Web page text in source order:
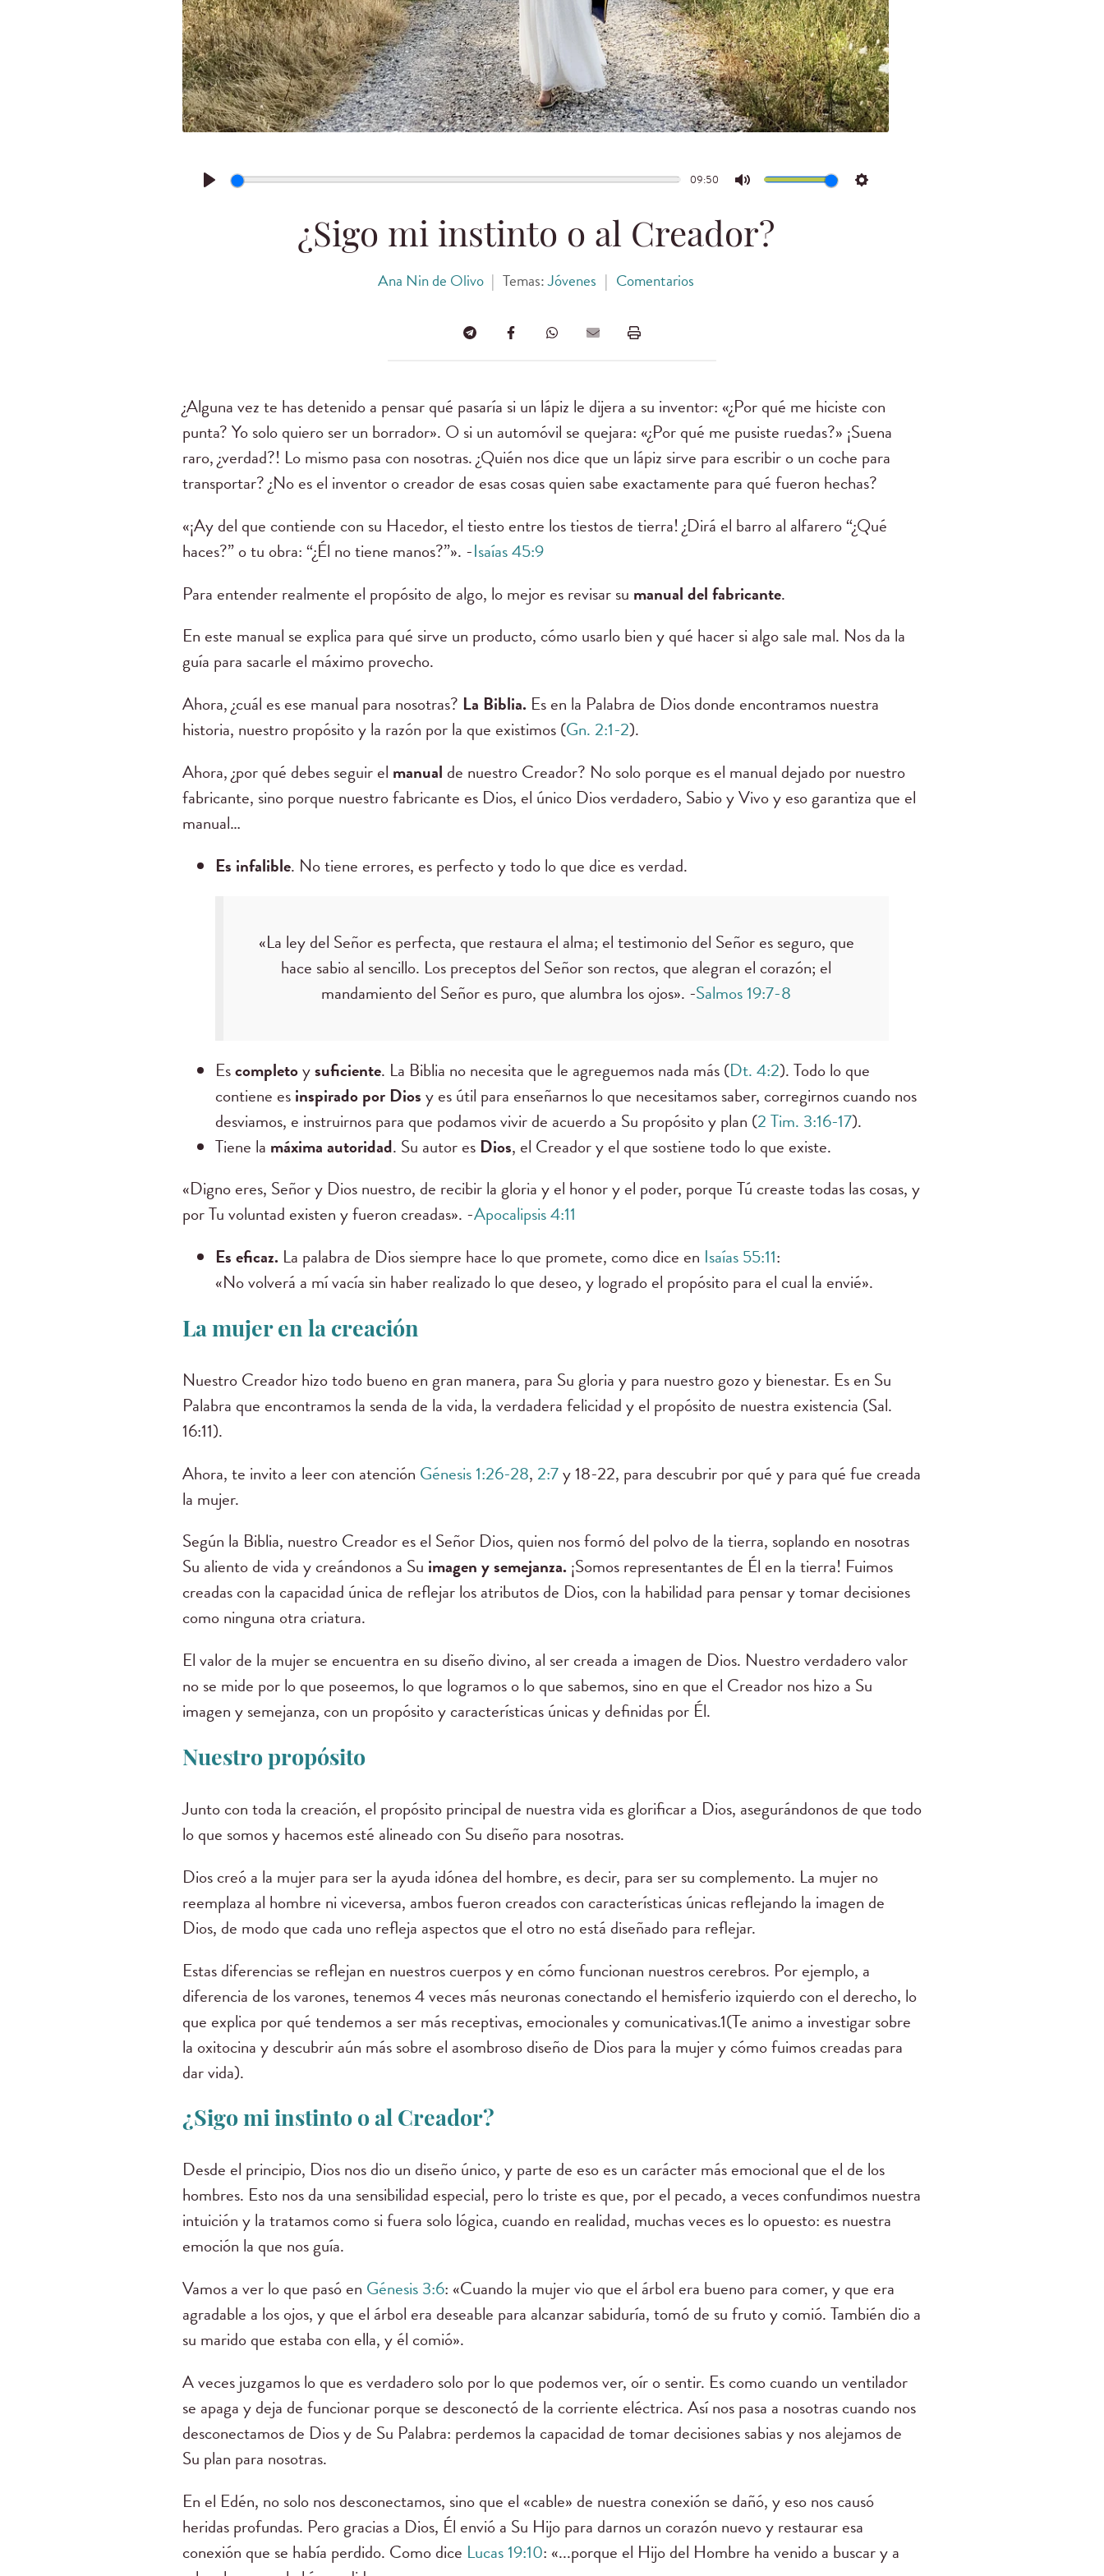
Play
09:50
Mute Settings
¿Sigo mi instinto o al Creador?
Ana Nin de Olivo | Temas:Jóvenes | Comentarios
¿Alguna vez te has detenido a pensar qué pasaría si un lápiz le dijera a su inventor: «¿Por qué me hiciste con
punta? Yo solo quiero ser un borrador». O si un automóvil se quejara: «¿Por qué me pusiste ruedas?» ¡Suena
raro, ¿verdad?! Lo mismo pasa con nosotras. ¿Quién nos dice que un lápiz sirve para escribir o un coche para
transportar? ¿No es el inventor o creador de esas cosas quien sabe exactamente para qué fueron hechas?
«¡Ay del que contiende con su Hacedor, el tiesto entre los tiestos de tierra! ¿Dirá el barro al alfarero “¿Qué
haces?” o tu obra: “¿Él no tiene manos?”». -Isaías 45:9
Para entender realmente el propósito de algo, lo mejor es revisar su manual del fabricante.
En este manual se explica para qué sirve un producto, cómo usarlo bien y qué hacer si algo sale mal. Nos da la
guía para sacarle el máximo provecho.
Ahora, ¿cuál es ese manual para nosotras? La Biblia. Es en la Palabra de Dios donde encontramos nuestra
historia, nuestro propósito y la razón por la que existimos (Gn. 2:1-2).
Ahora, ¿por qué debes seguir el manual de nuestro Creador? No solo porque es el manual dejado por nuestro
fabricante, sino porque nuestro fabricante es Dios, el único Dios verdadero, Sabio y Vivo y eso garantiza que el
manual…
Es infalible. No tiene errores, es perfecto y todo lo que dice es verdad.
«La ley del Señor es perfecta, que restaura el alma; el testimonio del Señor es seguro, que
hace sabio al sencillo. Los preceptos del Señor son rectos, que alegran el corazón; el
mandamiento del Señor es puro, que alumbra los ojos». -Salmos 19:7-8
Escompletoysuficiente. La Biblia no necesita que le agreguemos nada más (Dt. 4:2). Todo lo que
contiene esinspirado por Diosy es útil para enseñarnos lo que necesitamos saber, corregirnos cuando nos
desviamos, e instruirnos para que podamos vivir de acuerdo a Su propósito y plan (2 Tim. 3:16-17).
Tiene la máxima autoridad. Su autor es Dios, el Creador y el que sostiene todo lo que existe.
«Digno eres, Señor y Dios nuestro, de recibir la gloria y el honor y el poder, porque Tú creaste todas las cosas, y
por Tu voluntad existen y fueron creadas». -Apocalipsis 4:11
Es eficaz. La palabra de Dios siempre hace lo que promete, como dice en Isaías 55:11:
«No volverá a mí vacía sin haber realizado lo que deseo, y logrado el propósito para el cual la envié».
La mujer en la creación
Nuestro Creador hizo todo bueno en gran manera, para Su gloria y para nuestro gozo y bienestar. Es en Su
Palabra que encontramos la senda de la vida, la verdadera felicidad y el propósito de nuestra existencia (Sal.
16:11).
Ahora, te invito a leer con atención Génesis 1:26-28, 2:7y 18-22, para descubrir por qué y para qué fue creada
la mujer.
Según la Biblia, nuestro Creador es el Señor Dios, quien nos formó del polvo de la tierra, soplando en nosotras
Su aliento de vida y creándonos a Su imagen y semejanza.¡Somos representantes de Él en la tierra! Fuimos
creadas con la capacidad única de reflejar los atributos de Dios, con la habilidad para pensar y tomar decisiones
como ninguna otra criatura.
El valor de la mujer se encuentra en su diseño divino, al ser creada a imagen de Dios. Nuestro verdadero valor
no se mide por lo que poseemos, lo que logramos o lo que sabemos, sino en que el Creador nos hizo a Su
imagen y semejanza, con un propósito y características únicas y definidas por Él.
Nuestro propósito
Junto con toda la creación, el propósito principal de nuestra vida es glorificar a Dios, asegurándonos de que todo
lo que somos y hacemos esté alineado con Su diseño para nosotras.
Dios creó a la mujer para ser la ayuda idónea del hombre, es decir, para ser su complemento. La mujer no
reemplaza al hombre ni viceversa, ambos fueron creados con características únicas reflejando la imagen de
Dios, de modo que cada uno refleja aspectos que el otro no está diseñado para reflejar.
Estas diferencias se reflejan en nuestros cuerpos y en cómo funcionan nuestros cerebros. Por ejemplo, a
diferencia de los varones, tenemos 4 veces más neuronas conectando el hemisferio izquierdo con el derecho, lo
que explica por qué tendemos a ser más receptivas, emocionales y comunicativas.1(Te animo a investigar sobre
la oxitocina y descubrir aún más sobre el asombroso diseño de Dios para la mujer y cómo fuimos creadas para
dar vida).
¿Sigo mi instinto o al Creador?
Desde el principio, Dios nos dio un diseño único, y parte de eso es un carácter más emocional que el de los
hombres. Esto nos da una sensibilidad especial, pero lo triste es que, por el pecado, a veces confundimos nuestra
intuición y la tratamos como si fuera solo lógica, cuando en realidad, muchas veces es lo opuesto: es nuestra
emoción la que nos guía.
Vamos a ver lo que pasó en Génesis 3:6: «Cuando la mujer vio que el árbol era bueno para comer, y que era
agradable a los ojos, y que el árbol era deseable para alcanzar sabiduría, tomó de su fruto y comió. También dio a
su marido que estaba con ella, y él comió».
A veces juzgamos lo que es verdadero solo por lo que podemos ver, oír o sentir. Es como cuando un ventilador
se apaga y deja de funcionar porque se desconectó de la corriente eléctrica. Así nos pasa a nosotras cuando nos
desconectamos de Dios y de Su Palabra: perdemos la capacidad de tomar decisiones sabias y nos alejamos de
Su plan para nosotras.
En el Edén, no solo nos desconectamos, sino que el «cable» de nuestra conexión se dañó, y eso nos causó
heridas profundas. Pero gracias a Dios, Él envió a Su Hijo para darnos un corazón nuevo y restaurar esa
conexión que se había perdido. Como dice Lucas 19:10: «...porque el Hijo del Hombre ha venido a buscar y a